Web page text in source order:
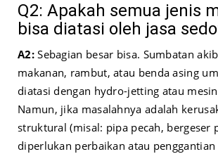
Q2: Apakah semua jenis
bisa diatasi oleh jasa
A2:Sebagian besar bisa. Sumbatan
makanan, rambut, atau benda asing
diatasi dengan hydro-jetting atau
Namun, jika masalahnya adalah
struktural (misal: pipa pecah, bergeser
diperlukan perbaikan atau